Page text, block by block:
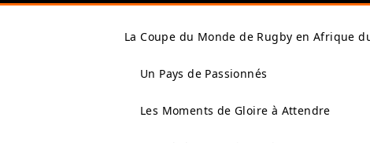
La Coupe du Monde de Rugby en Afrique
Un Pays de Passionnés
Les Moments de Gloire à Attendre